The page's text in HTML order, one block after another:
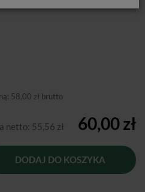
58,00 zł brutto
netto: 55,56 zł 60,00 zł
DODAJ DO KOSZYKA